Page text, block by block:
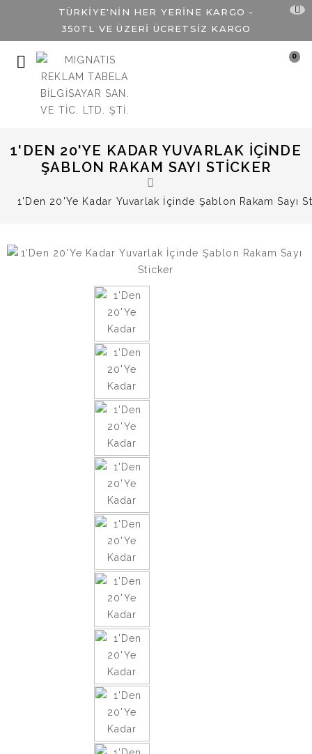
TÜRKİYE'NİN HER YERİNE KARGO -
350TL VE ÜZERİ ÜCRETSİZ KARGO
0
1'DEN 20'YE KADAR YUVARLAK İÇINDE
ŞABLON RAKAM SAYI STICKER
1'Den 20'Ye Kadar Yuvarlak İçinde Şablon Rakam Sayı